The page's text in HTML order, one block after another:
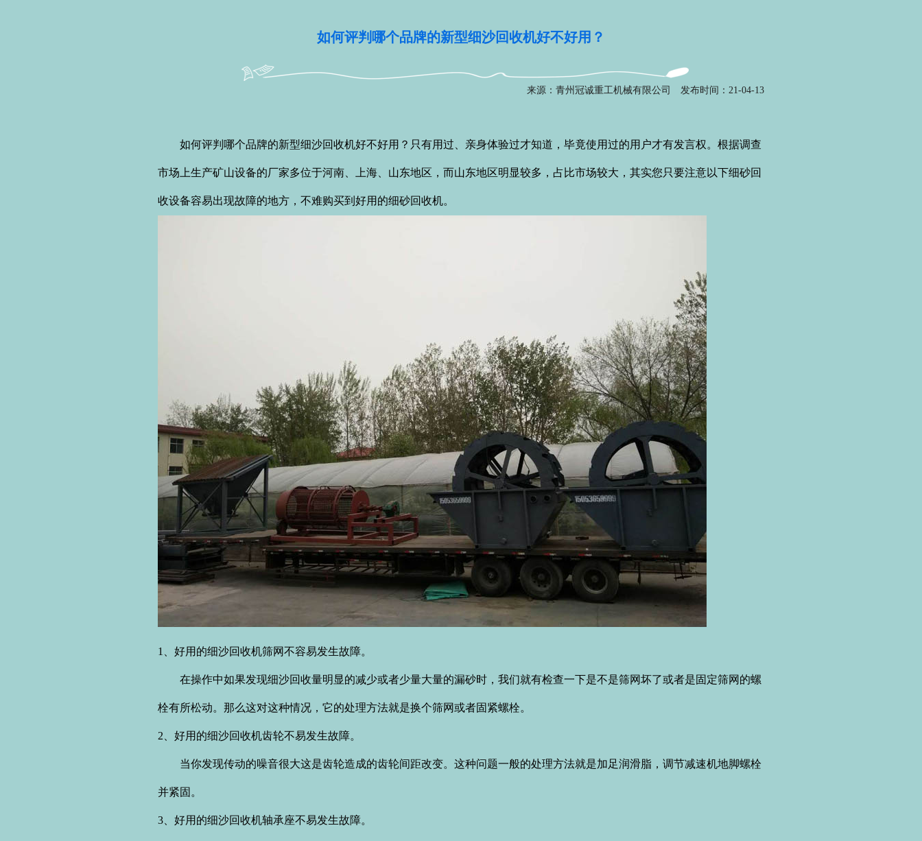
如何评判哪个品牌的新型细沙回收机好不好用？
来源：青州冠诚重工机械有限公司 发布时间：21-04-13
如何评判哪个品牌的新型细沙回收机好不好用？只有用过、亲身体验过才知道，毕竟使用过的用户才有发言权。根据调查
市场上生产矿山设备的厂家多位于河南、上海、山东地区，而山东地区明显较多，占比市场较大，其实您只要注意以下细砂回
收设备容易出现故障的地方，不难购买到好用的细砂回收机。
1、好用的细沙回收机筛网不容易发生故障。
在操作中如果发现细沙回收量明显的减少或者少量大量的漏砂时，我们就有检查一下是不是筛网坏了或者是固定筛网的螺
栓有所松动。那么这对这种情况，它的处理方法就是换个筛网或者固紧螺栓。
2、 好用的细沙回收机齿轮不易发生故障。
当你发现传动的噪音很大这是齿轮造成的齿轮间距改变。这种问题一般的处理方法就是加足润滑脂，调节减速机地脚螺栓
并紧固。
3、好用的细沙回收机轴承座不易发生故障。